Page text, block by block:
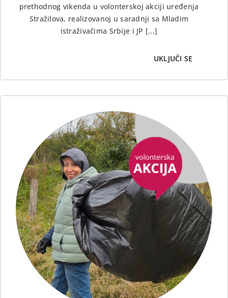
prethodnog vikenda u volonterskoj akciji uređenja
Stražilova, realizovanoj u saradnji sa Mladim
istraživačima Srbije i JP [...]
UKLJUČI SE